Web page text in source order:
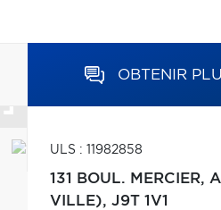
OBTENIR
ULS : 11982858
131 BOUL. MERCIER,
VILLE), J9T 1V1